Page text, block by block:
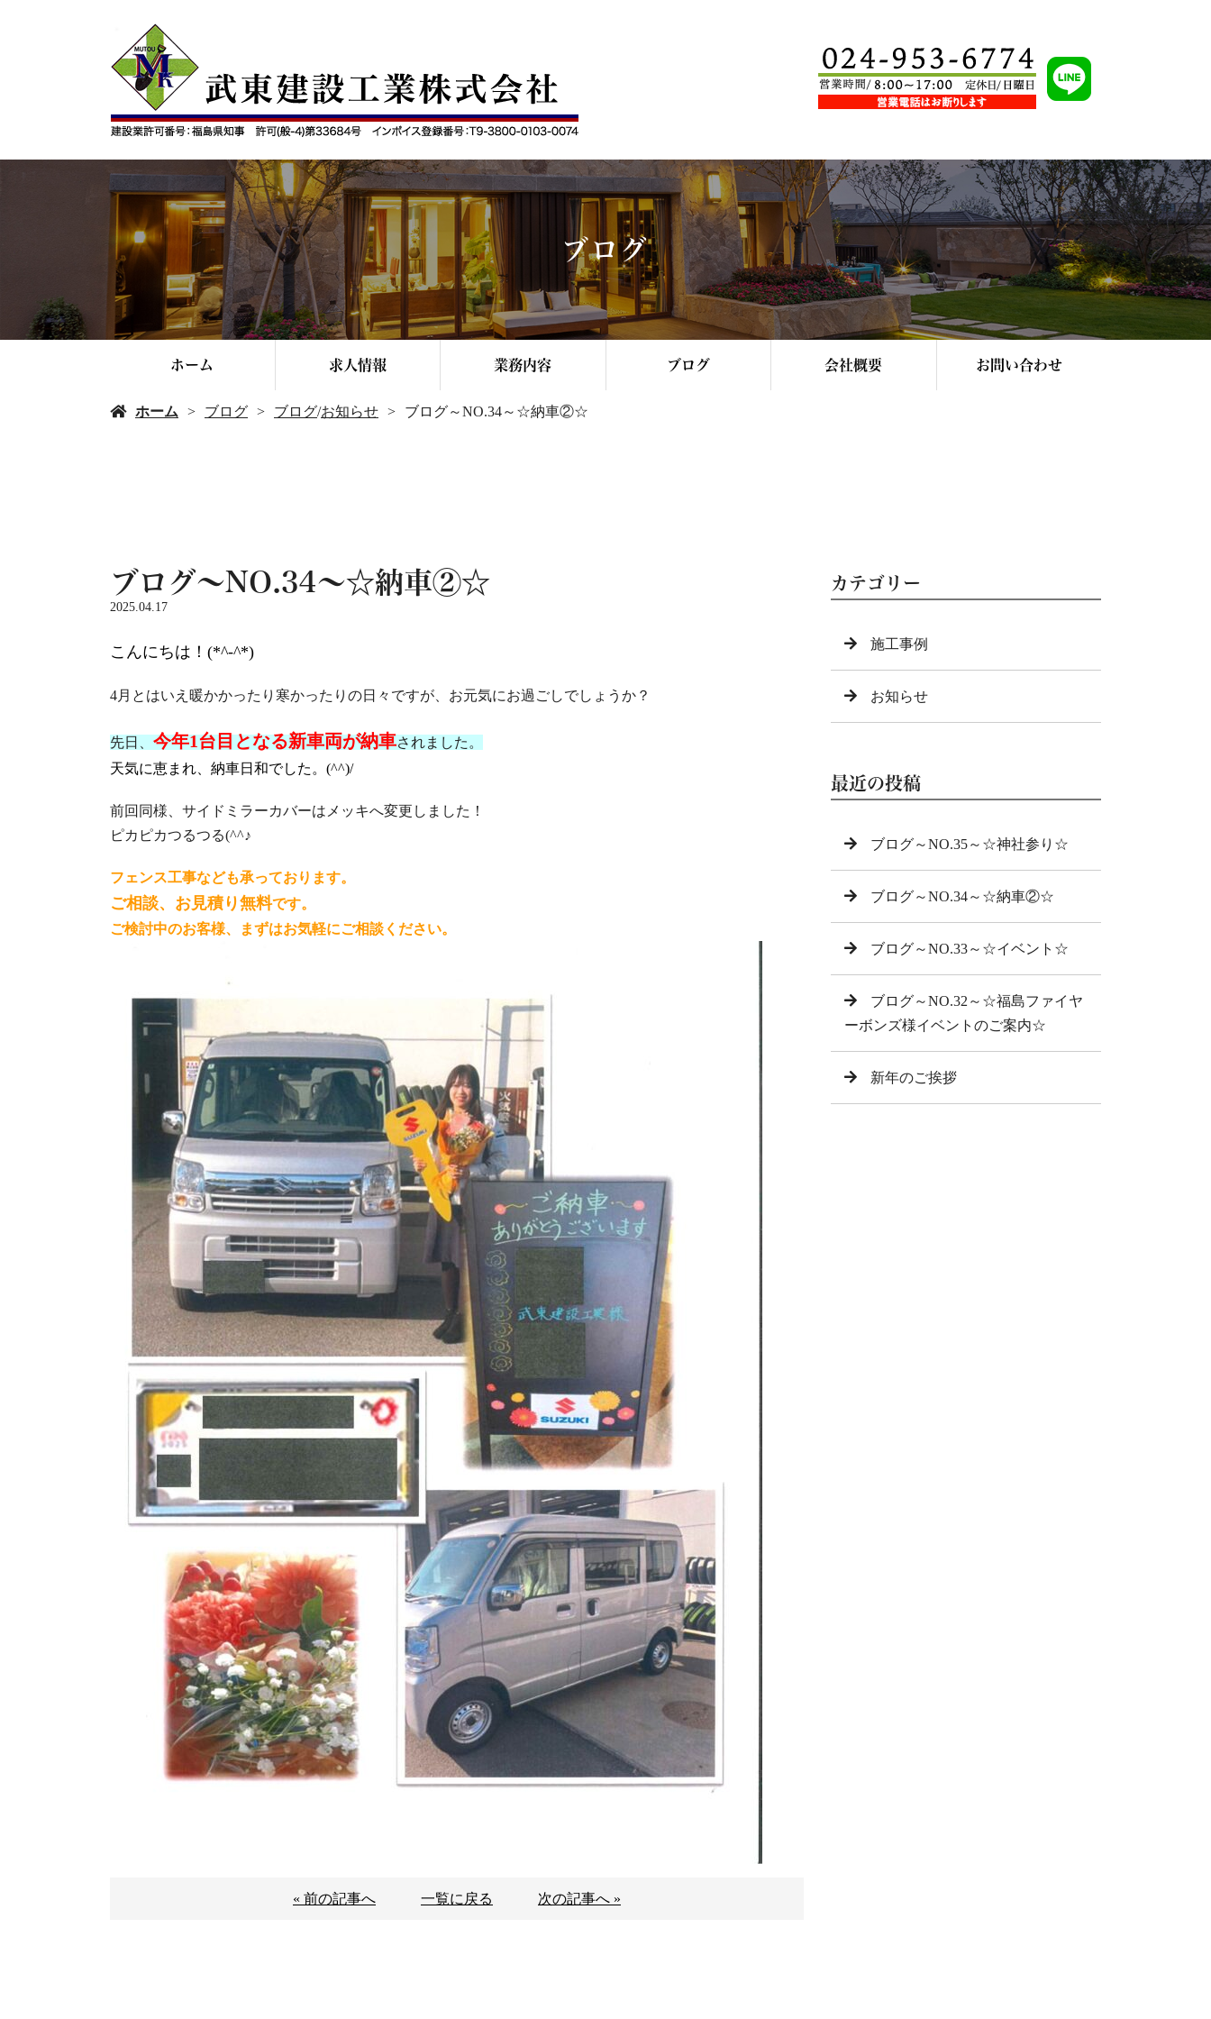
ブログ
ホーム 求人情報 業務内容 ブログ 会社概要 お問い合わせ
ホーム ブログ ブログ/お知らせ ブログ～NO.34～☆納車②☆
ブログ～NO.34～☆納車②☆
2025.04.17
こんにちは！(*^-^*)
4月とはいえ暖かかったり寒かったりの日々ですが、お元気にお過ごしでしょうか？
先日、 今年1台目となる新車両が納車されました。
天気に恵まれ、納車日和でした。(^^)/
前回同様、サイドミラーカバーはメッキへ変更しました！
ピカピカつるつる(^^♪
フェンス工事なども承っております。
ご相談、お見積り無料です。
ご検討中のお客様、まずはお気軽にご相談ください。
« 前の記事へ 一覧に戻る 次の記事へ »
カテゴリー
施工事例
お知らせ
最近の投稿
ブログ～NO.35～☆神社参り☆
ブログ～NO.34～☆納車②☆
ブログ～NO.33～☆イベント☆
ブログ～NO.32～☆福島ファイヤ
ーボンズ様イベントのご案内☆
新年のご挨拶